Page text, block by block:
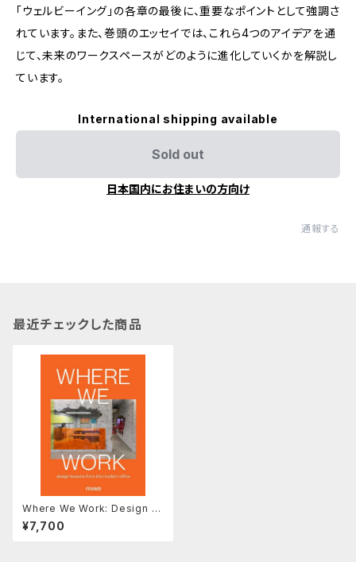
「ウェルビーイング」の各章の最後に、重要なポイントとして強調さ
れています。また、巻頭のエッセイでは、これら4つのアイデアを通
じて、未来のワークスペースがどのように進化していくかを解説し
ています。
International shipping available
Sold out
日本国内にお住まいの方向け
通報する
最近チェックした商品
Where We Work: Design L
essons from the Modern
Office
¥7,700